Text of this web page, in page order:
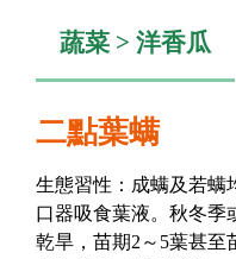
蔬菜 > 洋香瓜
二點葉螨
生態習性：成螨及若螨
口器吸食葉液。秋冬季
乾旱，苗期2～5葉甚至